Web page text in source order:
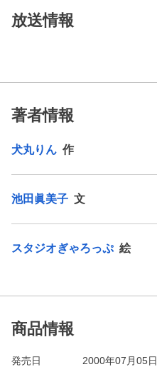
放送情報
著者情報
犬丸りん 作
池田眞美子 文
スタジオぎゃろっぷ 絵
商品情報
発売日
2000年07月05日